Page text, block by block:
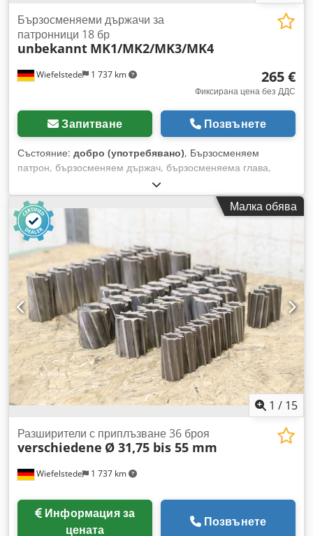
Wiefelstede 1 737 km
Бързосменяеми държачи за
патронници 18 бр
unbekannt MK1/MK2/MK3/MK4
265 €
Фиксирана цена без ДДС
Запитване Позвънете
Състояние: добро (употребявано), Бързосменяем
патрон, бързосменяем държач, бързосменяема глава,
бързозатягащ патрон за свредло, бързосменяем накрайник
Dcodpfx Ahewa Invs Iek -Бързосменяеми държачи за
патрон: 18 броя, без държачен вал -2x Втулка: MK1 -7x
Втулка: MK2 -6x Втулка: MK3 -3x Втулка: MK4 -Държач: Ø
42 mm -Цена/отдаване: комплектно -Транспортни размери
общо: 300/200/H170 mm -Комплектно тегло: 21 кг
Малка обява
1 / 15
Wiefelstede 1 737 km
Разширители с приплъзване 36 броя
verschiedene Ø 31,75 bis 55 mm
Информация за
цената
Позвънете